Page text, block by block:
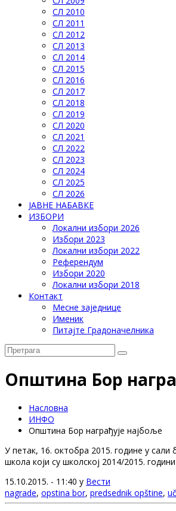
СЛ 2010
СЛ 2011
СЛ 2012
СЛ 2013
СЛ 2014
СЛ 2015
СЛ 2016
СЛ 2017
СЛ 2018
СЛ 2019
СЛ 2020
СЛ 2021
СЛ 2022
СЛ 2023
СЛ 2024
СЛ 2025
СЛ 2026
ЈАВНЕ НАБАВКЕ
ИЗБОРИ
Локални избори 2026
Избори 2023
Локални избори 2022
Референдум
Избори 2020
Локални избори 2018
Контакт
Месне заједнице
Именик
Питајте Градоначелника
Општина Бор
Насловна
ИНФО
Општина Бор награђује најбоље
У петак, 16. октобра 2015. године у
школа који су школској 2014/2015.
15.10.2015. - 11:40 у Вести
nagrade, opstina bor, predsednik opštine,